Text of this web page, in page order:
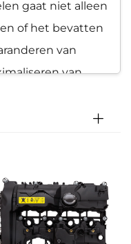
gaat niet alleen
of het bevatten
van
van
de productie
om
voldoen aan of